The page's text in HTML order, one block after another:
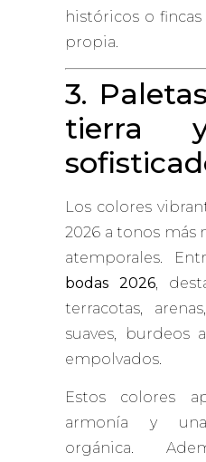
históricos o
propia.
3.
tierra
Los colores
2026 a tonos más
atemporales.
bodas 2026,
terracotas,
suaves, burdeos
empolvados.
Estos colores
armonía y
orgánica.